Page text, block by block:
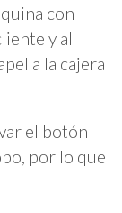
con
y al
a la cajera
el botón
por lo que